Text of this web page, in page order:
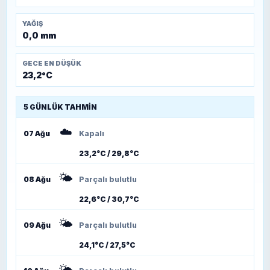
YAĞIŞ
0,0 mm
GECE EN DÜŞÜK
23,2°C
5 GÜNLÜK TAHMIN
07 Ağu ☁️ Kapalı
23,2°C / 29,8°C
08 Ağu 🌤️ Parçalı bulutlu
22,6°C / 30,7°C
09 Ağu 🌤️ Parçalı bulutlu
24,1°C / 27,5°C